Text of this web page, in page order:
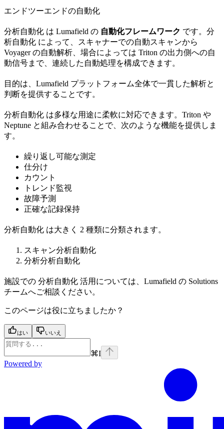
エンドツーエンドの自動化
分析自動化 は Lumafield の 自動化フレームワーク です。分
析自動化 によって、スキャナーでの自動スキャンから
Voyager の自動解析、場合によっては Triton の出力側への自
動信号まで、連続した自動処理を構成できます。
目的は、Lumafield プラットフォーム全体で一貫した解析と
判断を提供することです。
分析自動化 は多様な用途に柔軟に対応できます。Triton や
Neptune と組み合わせることで、次のような機能を提供しま
す。
繰り返し可能な測定
仕分け
カウント
トレンド監視
故障予測
正確な記録保持
分析自動化 は大きく 2 種類に分類されます。
スキャン分析自動化
分析分析自動化
施設での 分析自動化 活用については、Lumafield の Solutions
チームへご相談ください。
このページは役に立ちましたか？
はい いいえ
⌘I
Powered by